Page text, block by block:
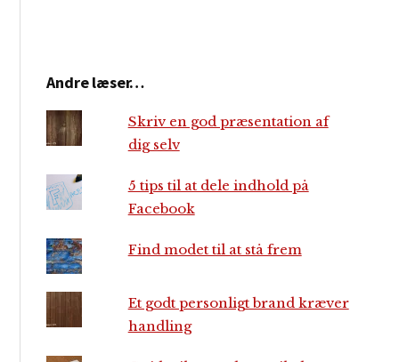
Andre læser…
Skriv en god præsentation af
dig selv
5 tips til at dele indhold på
Facebook
Find modet til at stå frem
Et godt personligt brand kræver
handling